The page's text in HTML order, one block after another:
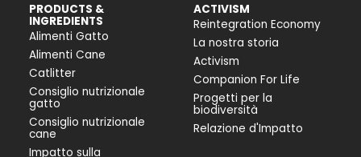
PRODUCTS &
INGREDIENTS
Alimenti Gatto
Alimenti Cane
Catlitter
Consiglio nutrizionale
gatto
Consiglio nutrizionale
cane
Impatto sulla
ACTIVISM
Reintegration Economy
La nostra storia
Activism
Companion For Life
Progetti per la
biodiversità
Relazione d'Impatto